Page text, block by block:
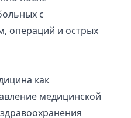
с
операций и острых
как
медицинской